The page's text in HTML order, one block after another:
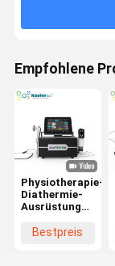
Empfohlene
Physiotherapie-
Diathermie-
Ausrüstungs-
Druckwelle
Bestpreis